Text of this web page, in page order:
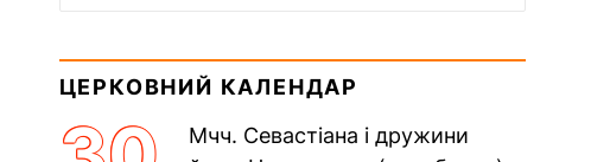
ЦЕРКОВНИЙ КАЛЕНДАР
Мчч. Севастіана і дружини